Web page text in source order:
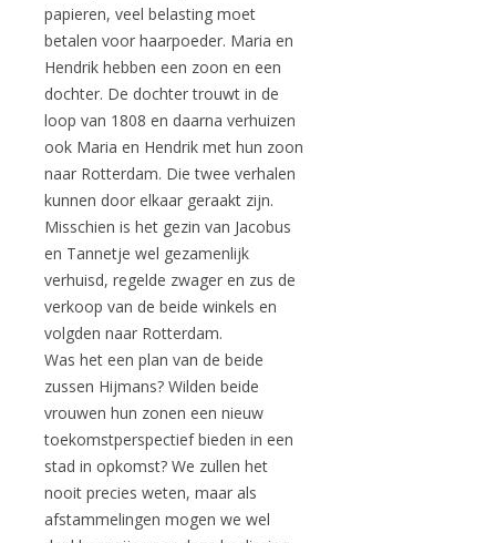
papieren, veel belasting moet
betalen voor haarpoeder. Maria en
Hendrik hebben een zoon en een
dochter. De dochter trouwt in de
loop van 1808 en daarna verhuizen
ook Maria en Hendrik met hun zoon
naar Rotterdam. Die twee verhalen
kunnen door elkaar geraakt zijn.
Misschien is het gezin van Jacobus
en Tannetje wel gezamenlijk
verhuisd, regelde zwager en zus de
verkoop van de beide winkels en
volgden naar Rotterdam.
Was het een plan van de beide
zussen Hijmans? Wilden beide
vrouwen hun zonen een nieuw
toekomstperspectief bieden in een
stad in opkomst? We zullen het
nooit precies weten, maar als
afstammelingen mogen we wel